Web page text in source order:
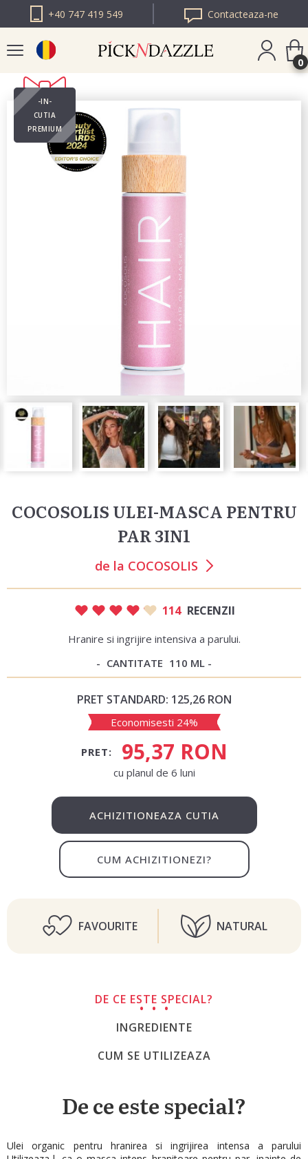
+40 747 419 549 Contacteaza-ne
PICK N DAZZLE
BULGARIA
PICK N DAZZLE
EUROPA
0
-IN-
CUTIA
PREMIUM
COCOSOLIS ULEI-MASCA PENTRU
PAR 3IN1
de la COCOSOLIS
114 RECENZII
Hranire si ingrijire intensiva a parului.
CANTITATE 110 ML
PRET STANDARD: 125,26 RON
Economisesti 24%
PRET: 95,37 RON
сu planul de 6 luni
ACHIZITIONEAZA CUTIA
CUM ACHIZITIONEZI?
FAVOURITE NATURAL
DE CE ESTE SPECIAL?
INGREDIENTE
CUM SE UTILIZEAZA
De ce este special?
Ulei organic pentru hranirea si ingrijirea intensa a parului